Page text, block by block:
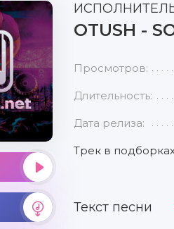
OTUSH -
Просмотров:
Длительность:
Дата релиза:
Трек в
Текст песни